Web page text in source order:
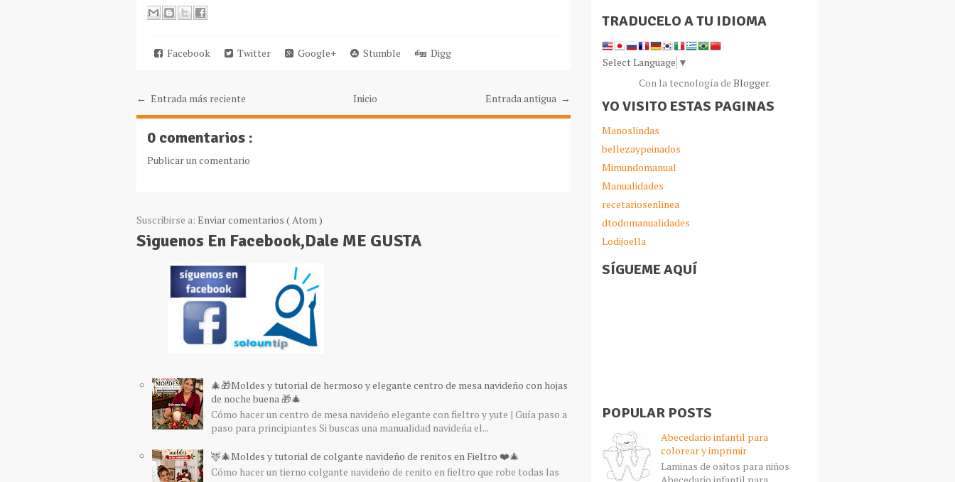
Facebook Twitter Google+ Stumble Digg
← Entrada más reciente Entrada antigua →
Inicio
0 comentarios :
Publicar un comentario
Suscribirse a: Enviar comentarios ( Atom )
Siguenos En Facebook,Dale ME GUSTA
🎄🎁Moldes y tutorial de hermoso y elegante centro de mesa navideño con hojas
de noche buena 🎁🎄
Cómo hacer un centro de mesa navideño elegante con fieltro y yute | Guía paso a
paso para principiantes Si buscas una manualidad navideña el...
🦌🎄Moldes y tutorial de colgante navideño de renitos en Fieltro ❤️🎄
Cómo hacer un tierno colgante navideño de renito en fieltro que robe todas las
TRADUCELO A TU IDIOMA
Select Language ▼
Con la tecnología de Blogger.
YO VISITO ESTAS PAGINAS
Manoslindas
bellezaypeinados
Mimundomanual
Manualidades
recetariosenlinea
dtodomanualidades
Lodijoella
SÍGUEME AQUÍ
POPULAR POSTS
Abecedario infantil para
colorear y imprimir
Laminas de ositos para niños